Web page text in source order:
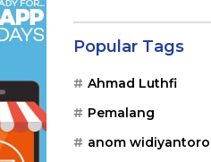
Popular Tags
Ahmad Luthfi
Pemalang
anom widiyantoro